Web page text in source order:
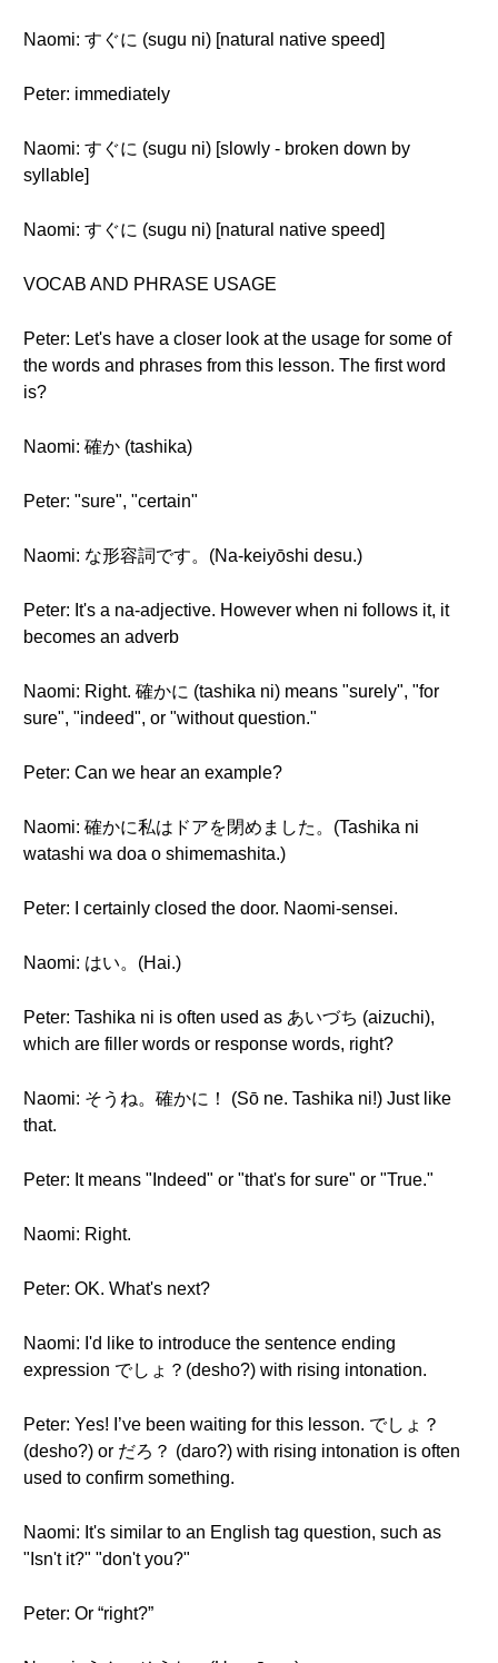
Naomi: すぐに (sugu ni) [natural native speed]
Peter: immediately
Naomi: すぐに (sugu ni) [slowly - broken down by
syllable]
Naomi: すぐに (sugu ni) [natural native speed]
VOCAB AND PHRASE USAGE
Peter: Let's have a closer look at the usage for some of
the words and phrases from this lesson. The first word
is?
Naomi: 確か (tashika)
Peter: "sure", "certain"
Naomi: な形容詞です。(Na-keiyōshi desu.)
Peter: It's a na-adjective. However when ni follows it, it
becomes an adverb
Naomi: Right. 確かに (tashika ni) means "surely", "for
sure", "indeed", or "without question."
Peter: Can we hear an example?
Naomi: 確かに私はドアを閉めました。(Tashika ni
watashi wa doa o shimemashita.)
Peter: I certainly closed the door. Naomi-sensei.
Naomi: はい。(Hai.)
Peter: Tashika ni is often used as あいづち (aizuchi),
which are filler words or response words, right?
Naomi: そうね。確かに！ (Sō ne. Tashika ni!) Just like
that.
Peter: It means "Indeed" or "that's for sure" or "True."
Naomi: Right.
Peter: OK. What's next?
Naomi: I'd like to introduce the sentence ending
expression でしょ？(desho?) with rising intonation.
Peter: Yes! I’ve been waiting for this lesson. でしょ？
(desho?) or だろ？ (daro?) with rising intonation is often
used to confirm something.
Naomi: It's similar to an English tag question, such as
"Isn't it?" "don't you?"
Peter: Or “right?”